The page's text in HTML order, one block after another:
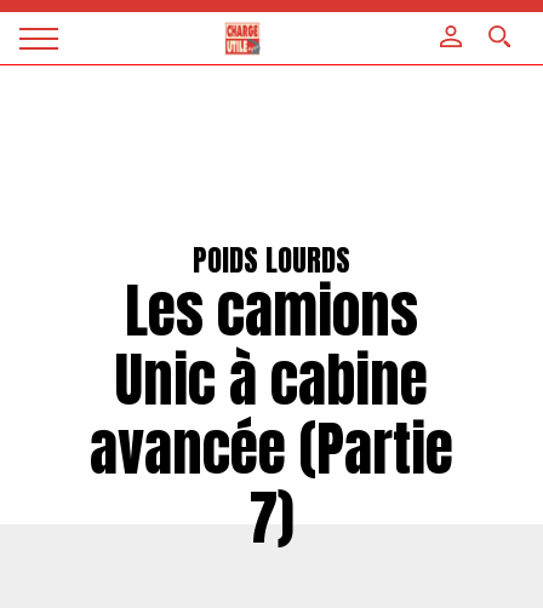
Magazine
POIDS LOURDS
Les camions
Unic à cabine
avancée (Partie
7)
Panneau de gestion des cookies